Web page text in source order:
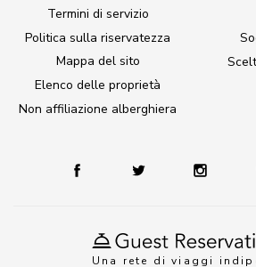
Una rete di viaggi
Termini di servizio
Politica sulla riservatezza
Mappa del sito
Elenco delle proprietà
Non affiliazione alberghiera